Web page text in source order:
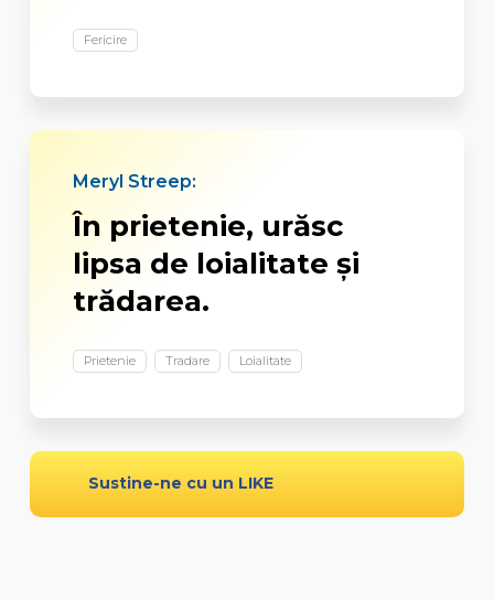
Fericire
Meryl Streep:
În prietenie, urăsc
lipsa de loialitate şi
trădarea.
Prietenie Tradare Loialitate
Sustine-ne cu un LIKE